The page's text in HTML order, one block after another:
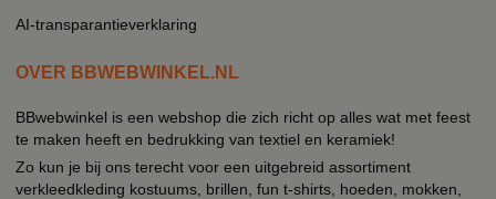
AI-transparantieverklaring
OVER BBWEBWINKEL.NL
BBwebwinkel is een webshop die zich richt op alles wat met feest
te maken heeft en bedrukking van textiel en keramiek!
Zo kun je bij ons terecht voor een uitgebreid assortiment
verkleedkleding kostuums, brillen, fun t-shirts, hoeden, mokken,